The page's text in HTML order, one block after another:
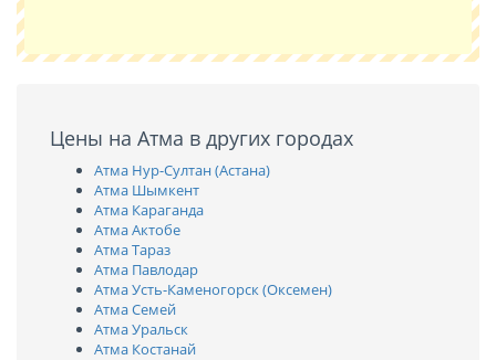
Цены на Атма в других городах
Атма Нур-Султан (Астана)
Атма Шымкент
Атма Караганда
Атма Актобе
Атма Тараз
Атма Павлодар
Атма Усть-Каменогорск (Оксемен)
Атма Семей
Атма Уральск
Атма Костанай